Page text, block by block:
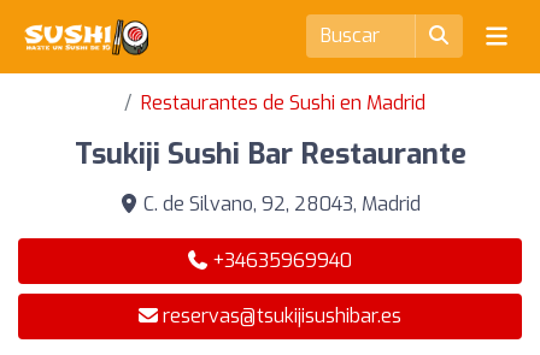
Restaurantes de Sushi en Madrid
Tsukiji Sushi Bar Restaurante
C. de Silvano, 92, 28043, Madrid
+34635969940
reservas@tsukijisushibar.es